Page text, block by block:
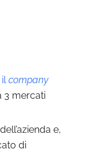
ilcompany
3 mercati
e,
di